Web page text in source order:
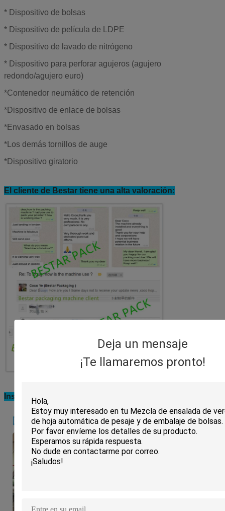
Deja un mensaje
¡Te llamaremos pronto!
* Dispositivo de bolsas
* Dispositivo de película de LDPE
* Dispositivo de lavado de nitrógeno
* Dispositivo para perforar agujeros (agujero
redondo/agujero euro)
*Contenedor neumático de retención
*Dispositivo de enlace de bolsas
*Envasado en bolsas
* Los demás tornillos de auge
*Dispositivo giratorio
El cliente de Bestar tiene una alta valoración:
Instalación de la máquina en la fábrica del cliente: